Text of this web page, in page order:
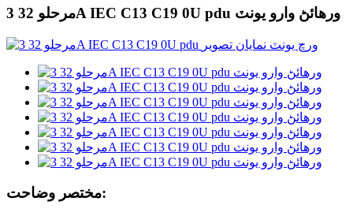
3 مرحلو 32A IEC C13 C19 0U pdu ورهائڻ وارو يونٽ
مختصر وضاحت: